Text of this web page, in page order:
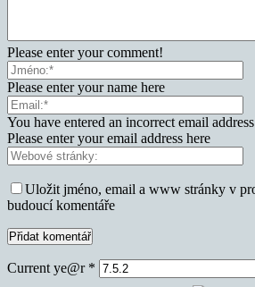
Please enter your comment!
Please enter your name here
You have entered an incorrect email
Please enter your email address here
Uložit jméno, email a www stránky v
budoucí komentáře
Current ye@r *